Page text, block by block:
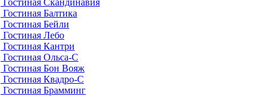
Гостиная Балтика
Гостиная Бейли
Гостиная Лебо
Гостиная Кантри
Гостиная Ольса-С
Гостиная Бон Вояж
Гостиная Квадро-С
Гостиная Брамминг